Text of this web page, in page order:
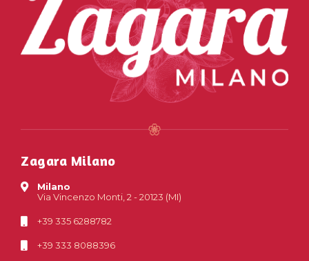
Zagara Milano
Milano
Via Vincenzo Monti, 2 - 20123 (MI)
+39 335 6288782
+39 333 8088396